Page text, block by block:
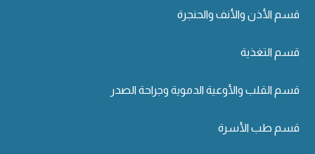
قسم الأذن والأنف والحنجرة
قسم التغذية
قسم القلب والأوعية الدموية وجراحة الصدر
قسم طب الأسرة